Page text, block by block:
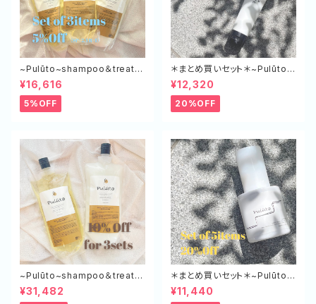
~Pulūto~shampoo＆treatm
ent エコボトル（SP×２,TR×１）
¥16,616
5%OFF
＊まとめ買いセット＊~Pulūto~
ケアミルク+ 5本セット
¥12,320
20%OFF
~Pulūto~shampoo＆treatm
ent エコボトル（SP×3,TR×3）
¥31,482
＊まとめ買いセット＊~Pulūto~
マルチスタイリングオイル 5本
セット
¥11,440